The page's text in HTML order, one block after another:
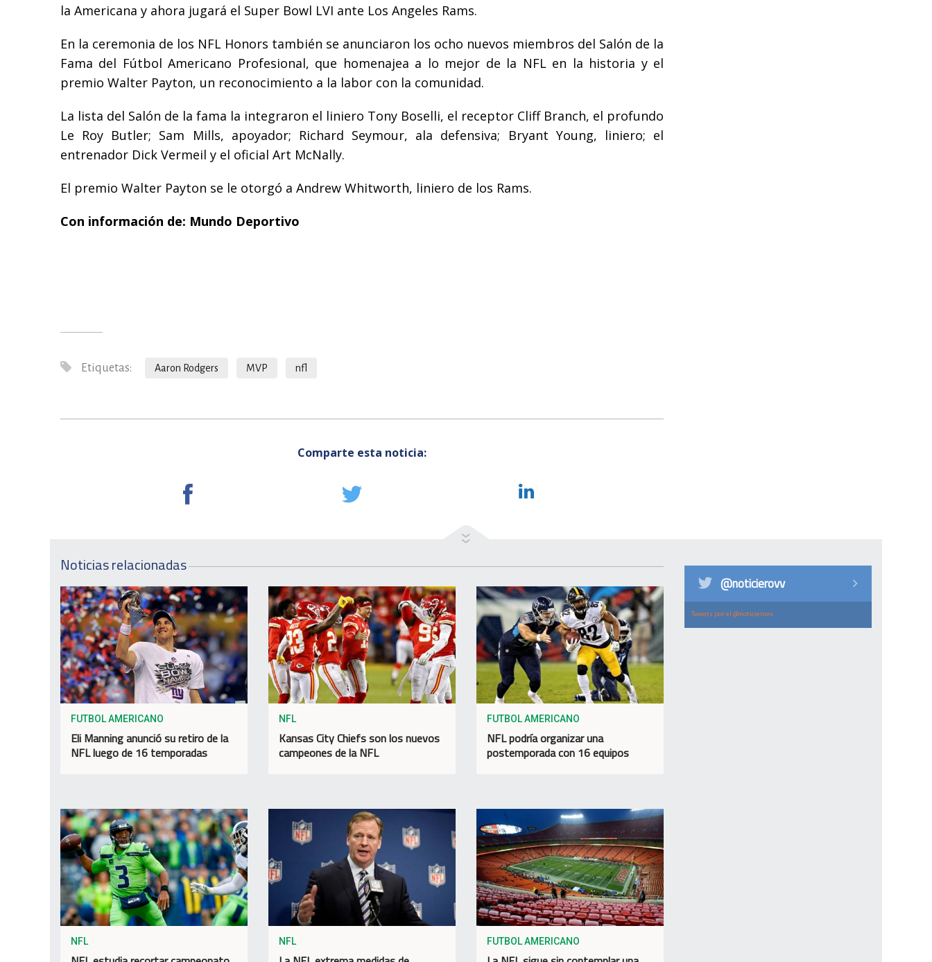
la Americana y ahora jugará el Super Bowl LVI ante Los Angeles Rams.
En la ceremonia de los NFL Honors también se anunciaron los ocho nuevos miembros del Salón de la
Fama del Fútbol Americano Profesional, que homenajea a lo mejor de la NFL en la historia y el
premio Walter Payton, un reconocimiento a la labor con la comunidad.
La lista del Salón de la fama la integraron el liniero Tony Boselli, el receptor Cliff Branch, el profundo
Le Roy Butler; Sam Mills, apoyador; Richard Seymour, ala defensiva; Bryant Young, liniero; el
entrenador Dick Vermeil y el oficial Art McNally.
El premio Walter Payton se le otorgó a Andrew Whitworth, liniero de los Rams.
Con información de: Mundo Deportivo
Etiquetas: Aaron Rodgers MVP nfl
Comparte esta noticia:
Noticias relacionadas
FUTBOL AMERICANO
Eli Manning anunció su retiro de la
NFL luego de 16 temporadas
NFL
Kansas City Chiefs son los nuevos
campeones de la NFL
FUTBOL AMERICANO
NFL podría organizar una
postemporada con 16 equipos
NFL NFL FUTBOL AMERICANO
@noticierovv
Tweets por el @noticierovv.